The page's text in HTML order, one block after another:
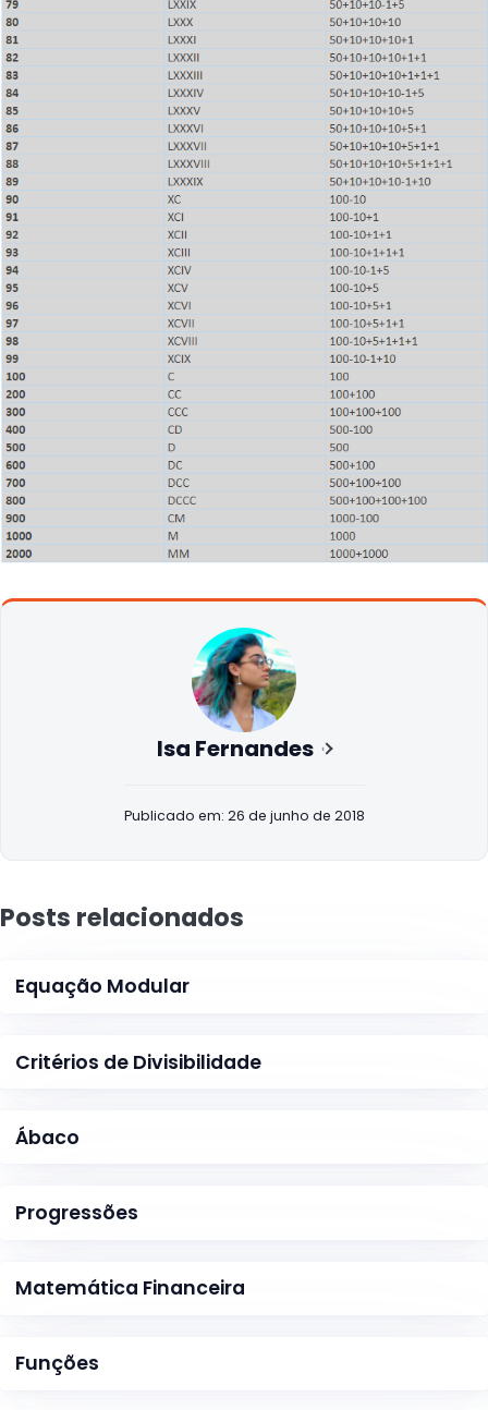
Isa Fernandes
Publicado em: 26 de junho de 2018
Posts relacionados
Equação Modular
Critérios de Divisibilidade
Ábaco
Progressões
Matemática Financeira
Funções